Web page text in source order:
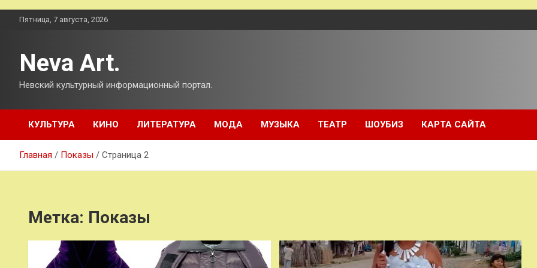
ПерейтиПятница, 7 августа, 2026
Neva Art.
Невский культурный информационный портал.
КУЛЬТУРА КИНО ЛИТЕРАТУРА МОДА МУЗЫКА ТЕАТР ШОУБИЗ КАРТА САЙТА
Главная Показы Страница 2
Метка: Показы